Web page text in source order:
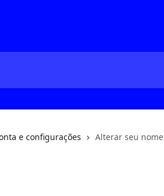
e configurações Alterar seu nome